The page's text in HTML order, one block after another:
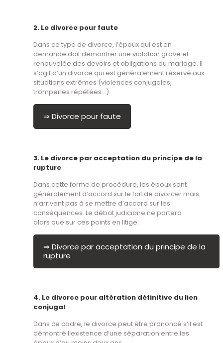
2. Le divorce pour faute
Dans ce type de divorce, l’époux qui est en
demande doit démontrer une violation grave et
renouvelée des devoirs et obligations du mariage. Il
s’agit d’un divorce qui est généralement réservé aux
situations extrêmes (violences conjugales,
tromperies répétées…).
⇒ Divorce pour faute
3. Le divorce par acceptation du principe de la
rupture
Dans cette forme de procédure, les époux sont
généralement d’accord sur le fait de divorcer mais
n’arrivent pas à se mettre d’accord sur les
conséquences. Le débat judiciaire ne portera
alors que sur ces points en litige.
⇒ Divorce par acceptation du principe de la
rupture
4. Le divorce pour altération définitive du lien
conjugal
Dans ce cadre, le divorce peut être prononcé s’il est
démontré l’existence d’une séparation entre les